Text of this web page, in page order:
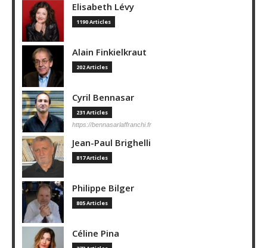
Elisabeth Lévy
1190 Articles
Alain Finkielkraut
202 Articles
Cyril Bennasar
231 Articles
https://bennasarlaffranchi.fr
Jean-Paul Brighelli
817 Articles
Philippe Bilger
805 Articles
Céline Pina